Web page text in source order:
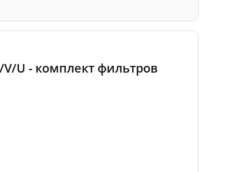
V/U - комплект фильтров